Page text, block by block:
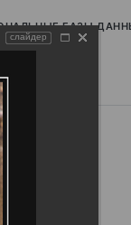
БАЗЫ
слайдер